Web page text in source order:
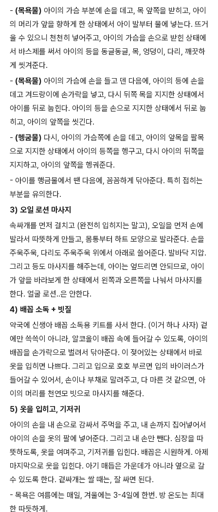
- (목욕물) 아이의 가슴 부분에 손을 데고, 목 앞쪽을 받히고, 아이
의 머리가 앞을 향하게 한 상태에서 아이 발부터 물에 넣는다. 뜨거
울 수 있으니 천천히 넣어주고, 아이의 가슴을 손으로 받힌 상태에
서 바스제를 써서 아이의 등을 동글동글, 목, 엉덩이, 다리, 깨끗하
게 씻겨준다.
- (목욕물) 아이의 가슴에 손을 들고 덴 다음에, 아이의 등에 손을
데고 겨드랑이에 손가락을 넣고, 다시 뒤쪽 목을 지지한 상태에서
아이를 뒤로 눕힌다. 아이의 등을 손으로 지지한 상태에서 뒤로 눕
히고, 아이의 앞쪽을 씻긴다.
- (헹굼물) 다시, 아이의 가슴쪽에 손을 데고, 아이의 앞목을 팔목
으로 지지한 상태에서 아이의 등쪽을 헹구고, 다시 아이의 뒤쪽을
지지하고, 아이의 앞쪽을 헹궈준다.
- 아이를 행금물에서 땐 다음에, 꼼꼼하게 닦아준다. 특히 접히는
부분을 유의한다.
3) 오일 로션 마사지
속싸개를 먼저 걸치고 (완전히 입히지는 말고), 오일을 먼저 손에
발라서 따뜻하게 만들고, 몸통부터 하트 모양으로 발라준다. 손을
주욱주욱, 다리도 주욱주욱 위에서 아래로 쓸어준다. 발바닥 지압.
그리고 등도 마사지를 해주는데, 아이는 엎드리면 안되므로, 아이
가 앞을 바라보게 한 상태에서 왼쪽과 오른쪽을 나눠서 마사지를
한다. 얼굴 로션..은 안한다.
4) 배꼽 소독 + 빗질
약국에 신생아 배꼽 소독용 키트를 사서 한다. (이거 하나 사자) 겉
에만 쓱쓱이 아니라, 알코올이 배꼽 속에 들어갈 수 있도록, 아이의
배꼽을 손가락으로 벌려서 닦아준다. 이 젖어있는 상태에서 바로
옷을 입히면 나쁘다. 그리고 입으로 호호 부르면 입의 바이러스가
들어갈 수 있어서, 손이나 부채로 말려주고, 다 마른 것 같으면, 아
이의 머리를 천연모 빗으로 마사지를 해준다.
5) 옷을 입히고, 기저귀
아이의 손을 내 손으로 감싸서 주먹을 주고, 내 손까지 집어넣어서
아이의 손을 옷의 팔에 넣어준다. 그리고 내 손만 뺀다. 심장을 따
뜻하도록, 옷을 여며주고, 기저귀를 입힌다. 배꼽은 시원하게. 아제
마지막으로 웃을 입힌다. 아기 매듭은 가운데가 아니라 옆으로 갈
수 있도록 한다. 겉싸개는 쌀 때는, 잘 싸면 된다.
- 목욕은 여름에는 매일, 겨울에는 3-4일에 한번. 방 온도는 최대
한 따듯하게.